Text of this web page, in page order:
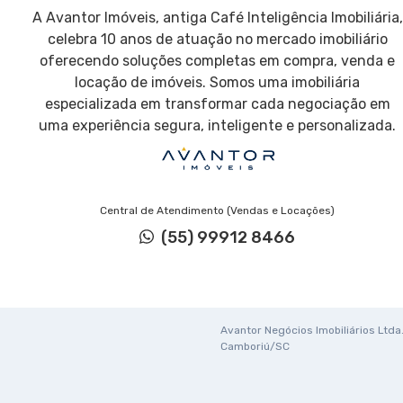
A Avantor Imóveis, antiga Café Inteligência Imobiliária,
celebra 10 anos de atuação no mercado imobiliário
oferecendo soluções completas em compra, venda e
locação de imóveis. Somos uma imobiliária
especializada em transformar cada negociação em
uma experiência segura, inteligente e personalizada.
Central de Atendimento (Vendas e Locações)
(55) 99912 8466
Avantor Negócios Imobiliários
Camboriú/SC